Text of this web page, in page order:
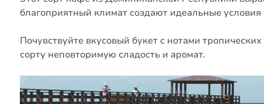
благоприятный климат создают идеальные
Почувствуйте вкусовый букет с нотами
сорту неповторимую сладость и аромат.